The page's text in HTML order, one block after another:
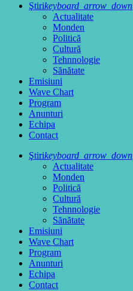
Ştirikeyboard_arrow_down
Actualitate
Monden
Politică
Cultură
Tehnnologie
Sănătate
Emisiuni
Wave Chart
Program
Anunturi
Echipa
Contact
Ştirikeyboard_arrow_down
Actualitate
Monden
Politică
Cultură
Tehnnologie
Sănătate
Emisiuni
Wave Chart
Program
Anunturi
Echipa
Contact